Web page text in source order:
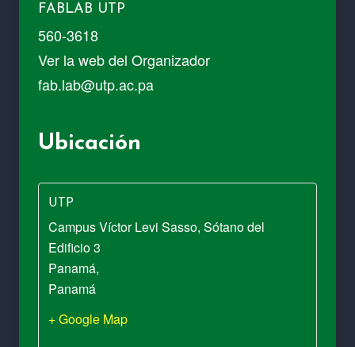
FABLAB UTP
560-3618
Ver la web del Organizador
fab.lab@utp.ac.pa
Ubicación
UTP
Campus Víctor Levi Sasso, Sótano del
Edificio 3
Panamá,
Panamá
+ Google Map